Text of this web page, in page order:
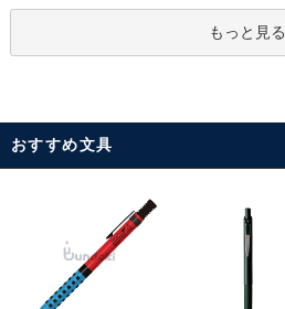
もっと見る
おすすめ文具